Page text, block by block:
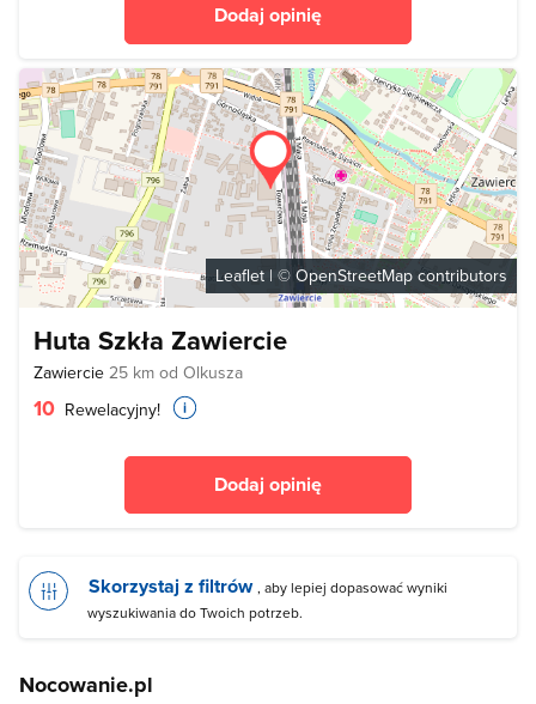
Dodaj opinię
Leaflet | © OpenStreetMap contributors
Huta Szkła Zawiercie
Zawiercie 25 km od Olkusza
10 Rewelacyjny!
Dodaj opinię
Skorzystaj z filtrów , aby lepiej dopasować wyniki
wyszukiwania do Twoich potrzeb.
Nocowanie.pl